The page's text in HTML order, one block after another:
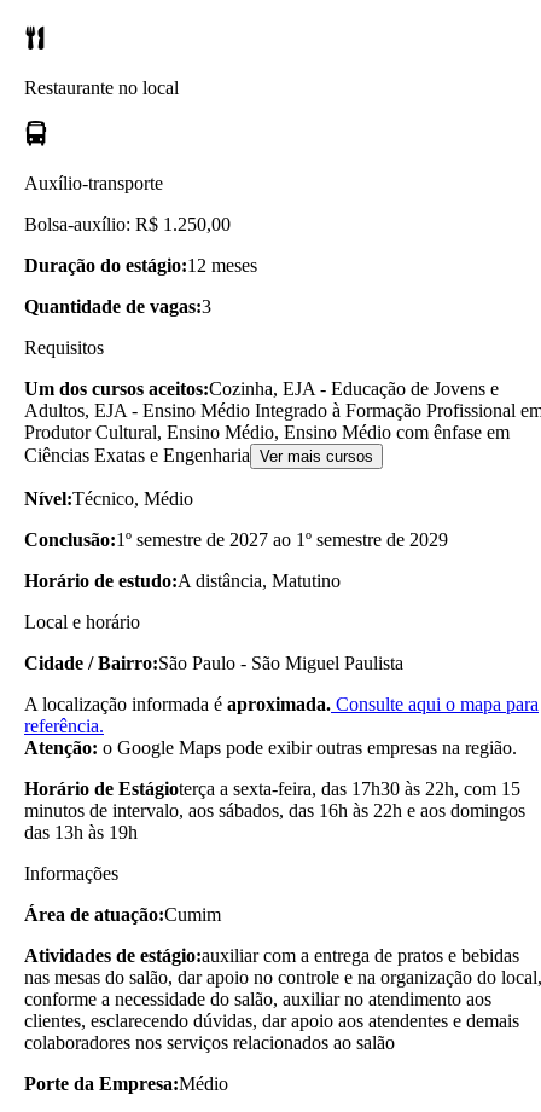
Restaurante no local
Auxílio-transporte
Bolsa-auxílio: R$ 1.250,00
Duração do estágio:12 meses
Quantidade de vagas:3
Requisitos
Um dos cursos aceitos:Cozinha, EJA - Educação de Jovens e
Adultos, EJA - Ensino Médio Integrado à Formação Profissional
Produtor Cultural, Ensino Médio, Ensino Médio com ênfase em
Ciências Exatas e Engenharia Ver mais cursos
Nível:Técnico, Médio
Conclusão:1º semestre de 2027 ao 1º semestre de 2029
Horário de estudo:A distância, Matutino
Local e horário
Cidade / Bairro:São Paulo - São Miguel Paulista
A localização informada é aproximada. Consulte aqui o mapa para
referência.
Atenção: o Google Maps pode exibir outras empresas na região.
Horário de Estágioterça a sexta-feira, das 17h30 às 22h, com 15
minutos de intervalo, aos sábados, das 16h às 22h e aos domingos
das 13h às 19h
Informações
Área de atuação:Cumim
Atividades de estágio:auxiliar com a entrega de pratos e bebidas
nas mesas do salão, dar apoio no controle e na organização do local,
conforme a necessidade do salão, auxiliar no atendimento aos
clientes, esclarecendo dúvidas, dar apoio aos atendentes e demais
colaboradores nos serviços relacionados ao salão
Porte da Empresa:Médio